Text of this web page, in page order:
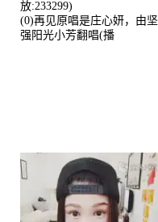
(0)再见原唱是庄心妍，由坚
强阳光小芳翻唱(播